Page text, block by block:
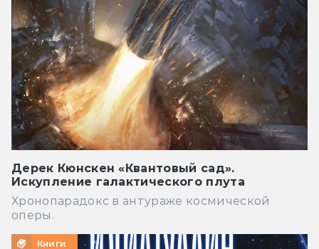
Дерек Кюнскен «Квантовый сад».
Искупление галактического плута
Хронопарадокс в антураже космической
оперы.
Книги